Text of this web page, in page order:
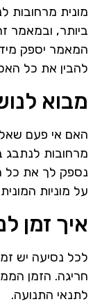
מונית מרחובות
ביותר, ובמאמר
המאמר יספק
להבין את כל
מבוא
האם אי פעם
מרחובות לנתבג
נספק לך את כל
על מוניות
איך זמן
לכל נסיעה יש
לתנאי התנועה.